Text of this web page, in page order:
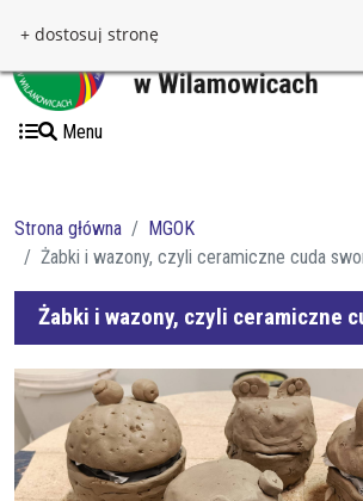
+ dostosuj stronę
Menu
Strona główna
MGOK
Żabki i wazony, czyli ceramiczne cuda
Żabki i wazony, czyli ceramiczne